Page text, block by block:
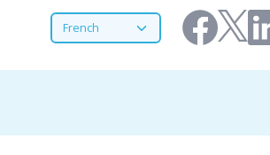
Select your language